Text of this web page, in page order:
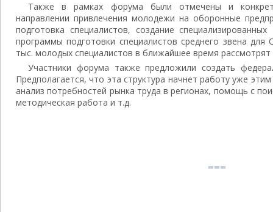
Также в рамках форума были отмечены и
направлении привлечения молодежи на оборонные
подготовка специалистов, создание
программы подготовки специалистов среднего звена
тыс. молодых специалистов в ближайшее время
Участники форума также предложили создать
Предполагается, что эта структура начнет работу уже
анализ потребностей рынка труда в регионах, помощь с
методическая работа и т.д.